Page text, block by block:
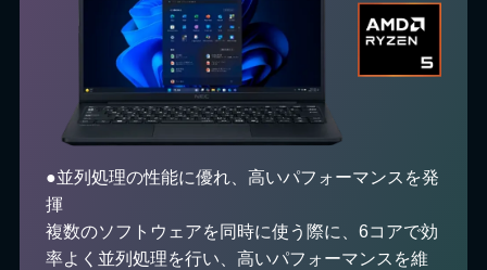
●並列処理の性能に優れ、高いパフォーマンスを発
揮
複数のソフトウェアを同時に使う際に、6コアで効
率よく並列処理を行い、高いパフォーマンスを維